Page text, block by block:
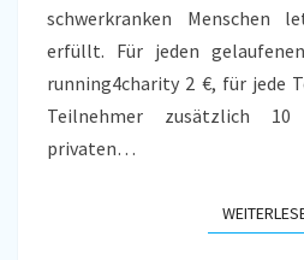
schwerkranken Menschen
erfüllt. Für jeden
running4charity 2 €, für jede
Teilnehmer zusätzlich
privaten…